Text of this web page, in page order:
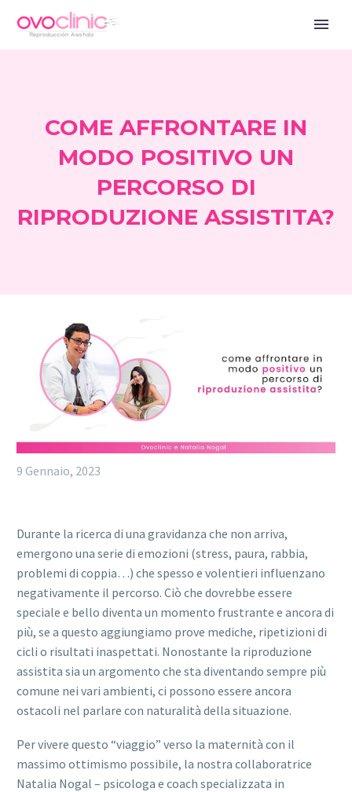
COME AFFRONTARE IN
MODO POSITIVO UN
PERCORSO DI
RIPRODUZIONE ASSISTITA?
9 Gennaio, 2023
Durante la ricerca di una gravidanza che non arriva,
emergono una serie di emozioni (stress, paura, rabbia,
problemi di coppia…) che spesso e volentieri influenzano
negativamente il percorso. Ciò che dovrebbe essere
speciale e bello diventa un momento frustrante e ancora di
più, se a questo aggiungiamo prove mediche, ripetizioni di
cicli o risultati inaspettati. Nonostante la riproduzione
assistita sia un argomento che sta diventando sempre più
comune nei vari ambienti, ci possono essere ancora
ostacoli nel parlare con naturalità della situazione.
Per vivere questo “viaggio” verso la maternità con il
massimo ottimismo possibile, la nostra collaboratrice
Natalia Nogal – psicologa e coach specializzata in